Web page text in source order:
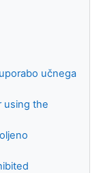
učnega
using the